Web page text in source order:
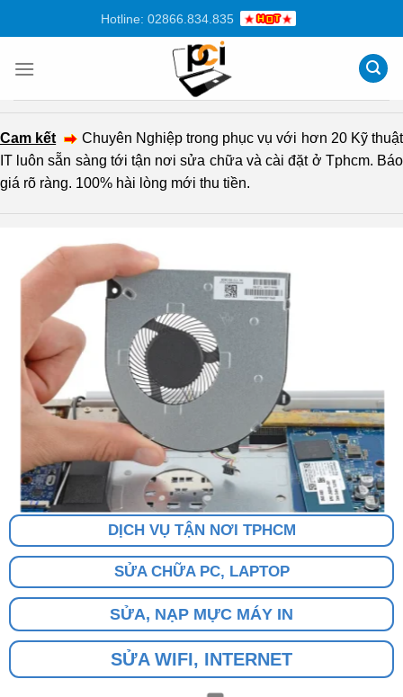
dung
Hotline: 02866.834.835
Cam kết
Chuyên Nghiệp trong phục vụ với hơn 20 Kỹ thuật
IT luôn sẵn sàng tới tận nơi sửa chữa và cài đặt ở Tphcm. Báo
giá rõ ràng. 100% hài lòng mới thu tiền.
DỊCH VỤ TẬN NƠI TPHCM
SỬA CHỮA PC, LAPTOP
SỬA, NẠP MỰC MÁY IN
SỬA WIFI, INTERNET